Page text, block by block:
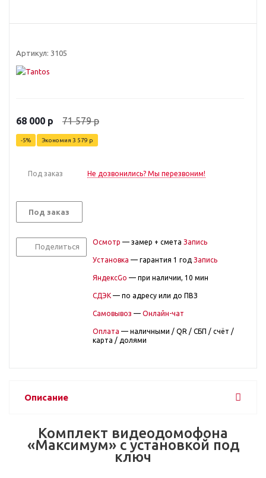
Артикул: 3105
68 000 р 71 579р
-5% Экономия 3 579 р
Под заказ Не дозвонились? Мы перезвоним!
Под заказ
Поделиться
Осмотр — замер + смета Запись
Установка — гарантия 1 год Запись
ЯндексGo — при наличии, 10 мин
СДЭК — по адресу или до ПВЗ
Самовывоз — Онлайн-чат
Оплата — наличными / QR / СБП / счёт /
карта / долями
Описание
Комплект видеодомофона
«Максимум» с установкой под
ключ